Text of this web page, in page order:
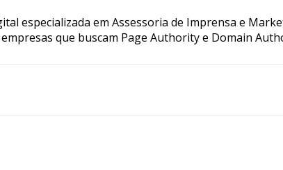
especializada em Assessoria de Imprensa e
que buscam Page Authority e Domain